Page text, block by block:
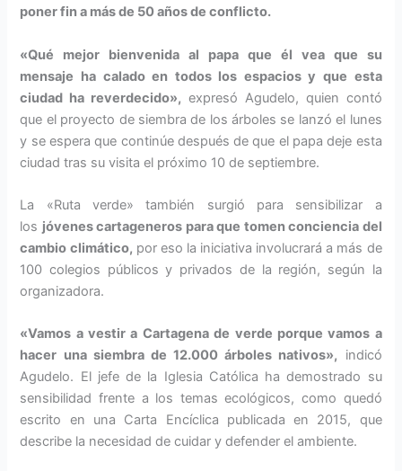
poner fin a más de 50 años de conflicto.
«Qué mejor bienvenida al papa que él vea que su
mensaje ha calado en todos los espacios y que esta
ciudad ha reverdecido», expresó Agudelo, quien contó
que el proyecto de siembra de los árboles se lanzó el lunes
y se espera que continúe después de que el papa deje esta
ciudad tras su visita el próximo 10 de septiembre.
La «Ruta verde» también surgió para sensibilizar a
los jóvenes cartageneros para que tomen conciencia del
cambio climático, por eso la iniciativa involucrará a más de
100 colegios públicos y privados de la región, según la
organizadora.
«Vamos a vestir a Cartagena de verde porque vamos a
hacer una siembra de 12.000 árboles nativos», indicó
Agudelo. El jefe de la Iglesia Católica ha demostrado su
sensibilidad frente a los temas ecológicos, como quedó
escrito en una Carta Encíclica publicada en 2015, que
describe la necesidad de cuidar y defender el ambiente.